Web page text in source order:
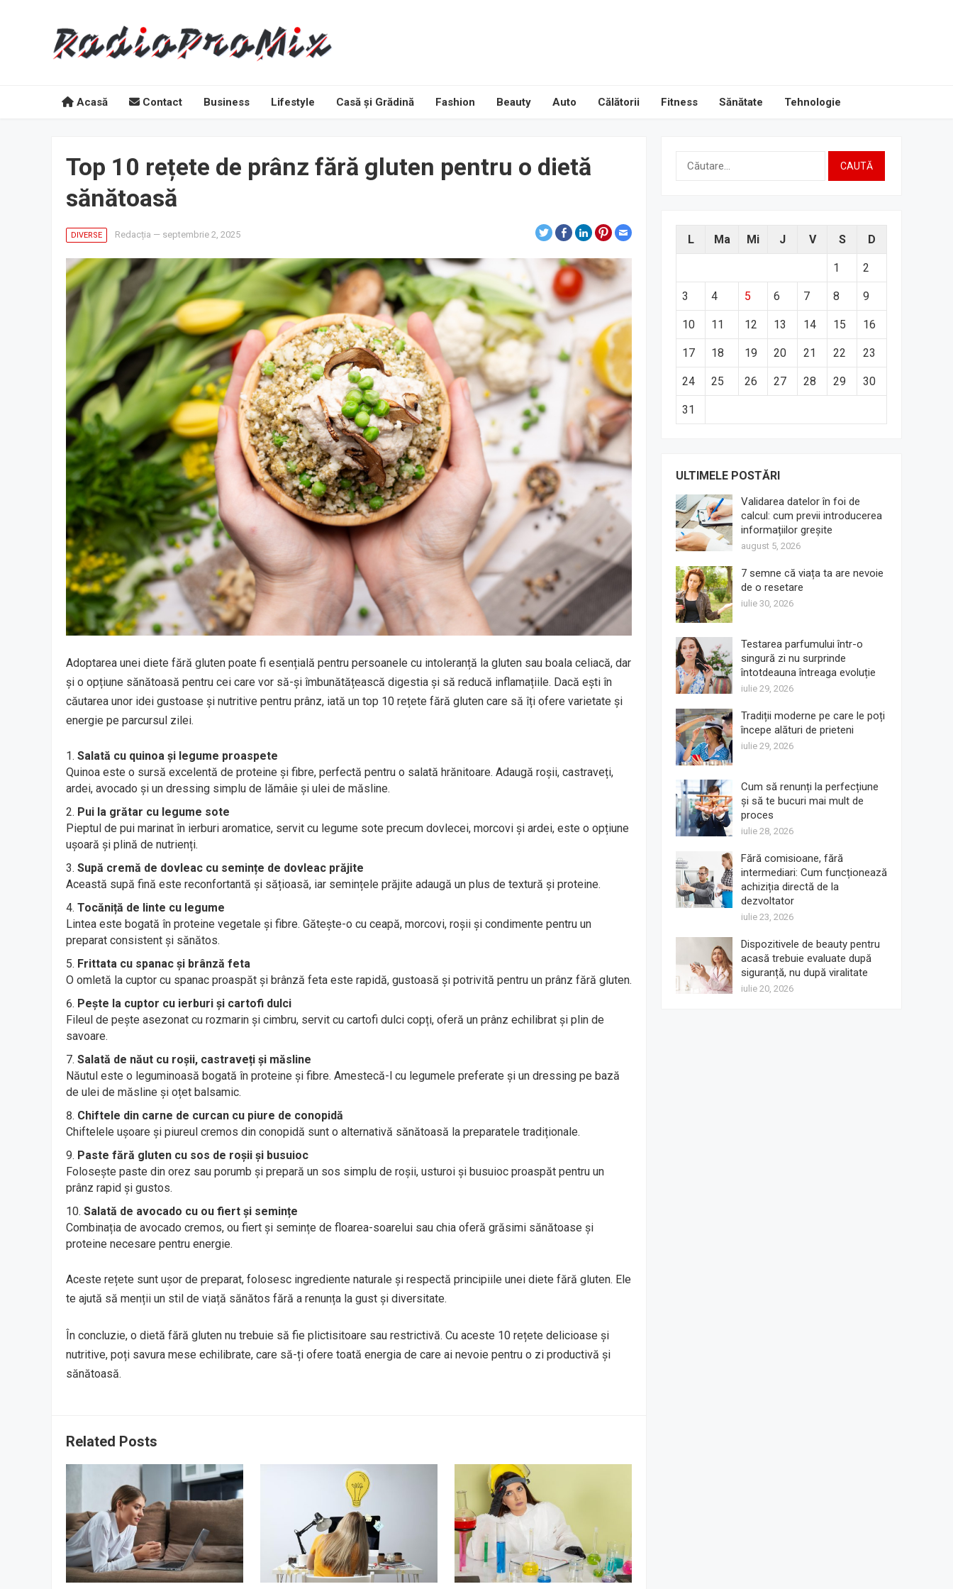
Acasă Contact Business Lifestyle Casă și Grădină Fashion Beauty Auto Călătorii Fitness Sănătate Tehnologie
Top 10 rețete de prânz fără gluten pentru o dietă
sănătoasă
DIVERSE Redacția — septembrie 2, 2025
Adoptarea unei diete fără gluten poate fi esențială pentru persoanele cu intoleranță la gluten sau boala celiacă, dar
și o opțiune sănătoasă pentru cei care vor să-și îmbunătățească digestia și să reducă inflamațiile. Dacă ești în
căutarea unor idei gustoase și nutritive pentru prânz, iată un top 10 rețete fără gluten care să îți ofere varietate și
energie pe parcursul zilei.
Salată cu quinoa și legume proaspete
Quinoa este o sursă excelentă de proteine și fibre, perfectă pentru o salată hrănitoare. Adaugă roșii, castraveți,
ardei, avocado și un dressing simplu de lămâie și ulei de măsline.
Pui la grătar cu legume sote
Pieptul de pui marinat în ierburi aromatice, servit cu legume sote precum dovlecei, morcovi și ardei, este o opțiune
ușoară și plină de nutrienți.
Supă cremă de dovleac cu semințe de dovleac prăjite
Această supă fină este reconfortantă și sățioasă, iar semințele prăjite adaugă un plus de textură și proteine.
Tocăniță de linte cu legume
Lintea este bogată în proteine vegetale și fibre. Gătește-o cu ceapă, morcovi, roșii și condimente pentru un
preparat consistent și sănătos.
Frittata cu spanac și brânză feta
O omletă la cuptor cu spanac proaspăt și brânză feta este rapidă, gustoasă și potrivită pentru un prânz fără gluten.
Pește la cuptor cu ierburi și cartofi dulci
Fileul de pește asezonat cu rozmarin și cimbru, servit cu cartofi dulci copți, oferă un prânz echilibrat și plin de
savoare.
Salată de năut cu roșii, castraveți și măsline
Năutul este o leguminoasă bogată în proteine și fibre. Amestecă-l cu legumele preferate și un dressing pe bază
de ulei de măsline și oțet balsamic.
Chiftele din carne de curcan cu piure de conopidă
Chiftelele ușoare și piureul cremos din conopidă sunt o alternativă sănătoasă la preparatele tradiționale.
Paste fără gluten cu sos de roșii și busuioc
Folosește paste din orez sau porumb și prepară un sos simplu de roșii, usturoi și busuioc proaspăt pentru un
prânz rapid și gustos.
Salată de avocado cu ou fiert și semințe
Combinația de avocado cremos, ou fiert și semințe de floarea-soarelui sau chia oferă grăsimi sănătoase și
proteine necesare pentru energie.
Aceste rețete sunt ușor de preparat, folosesc ingrediente naturale și respectă principiile unei diete fără gluten. Ele
te ajută să menții un stil de viață sănătos fără a renunța la gust și diversitate.
În concluzie, o dietă fără gluten nu trebuie să fie plictisitoare sau restrictivă. Cu aceste 10 rețete delicioase și
nutritive, poți savura mese echilibrate, care să-ți ofere toată energia de care ai nevoie pentru o zi productivă și
sănătoasă.
Related Posts
Caută
L Ma Mi J V S D
1 2
3 4 5 6 7 8 9
10 11 12 13 14 15 16
17 18 19 20 21 22 23
24 25 26 27 28 29 30
31
ULTIMELE POSTĂRI
Validarea datelor în foi de
calcul: cum previi introducerea
informațiilor greșite
august 5, 2026
7 semne că viața ta are nevoie
de o resetare
iulie 30, 2026
Testarea parfumului într-o
singură zi nu surprinde
întotdeauna întreaga evoluție
iulie 29, 2026
Tradiții moderne pe care le poți
începe alături de prieteni
iulie 29, 2026
Cum să renunți la perfecțiune
și să te bucuri mai mult de
proces
iulie 28, 2026
Fără comisioane, fără
intermediari: Cum funcționează
achiziția directă de la
dezvoltator
iulie 23, 2026
Dispozitivele de beauty pentru
acasă trebuie evaluate după
siguranță, nu după viralitate
iulie 20, 2026